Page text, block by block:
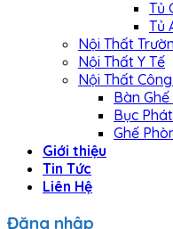
Tủ
Tủ
Nội Thất
Nội Thất Y Tế
Nội Thất
Bàn
Bục
Ghế
Giới thiệu
Tin Tức
Liên Hệ
Đăng nhập